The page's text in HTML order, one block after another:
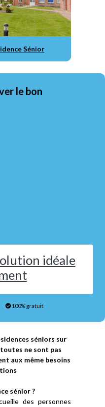
Sénior
le bon
idéale
100% gratuit
séniors sur
ne sont pas
aux même besoins
sénior ?
des personnes